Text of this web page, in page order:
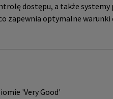
dostępu, a także systemy
zapewnia optymalne warunki
'Very Good'